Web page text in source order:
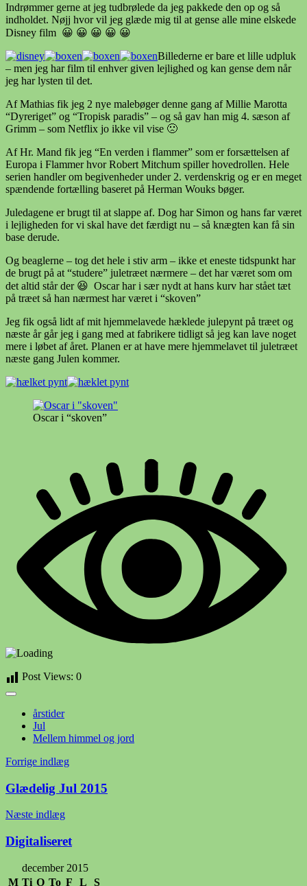
Indrømmer gerne at jeg tudbrølede da jeg pakkede den op og så
indholdet. Nøjj hvor vil jeg glæde mig til at gense alle mine elskede
Disney film 😀 😀 😀 😀 😀
Billederne er bare et lille udpluk
– men jeg har film til enhver given lejlighed og kan gense dem når
jeg har lysten til det.
Af Mathias fik jeg 2 nye malebøger denne gang af Millie Marotta
“Dyreriget” og “Tropisk paradis” – og så gav han mig 4. sæson af
Grimm – som Netflix jo ikke vil vise 🙁
Af Hr. Mand fik jeg “En verden i flammer” som er forsættelsen af
Europa i Flammer hvor Robert Mitchum spiller hovedrollen. Hele
serien handler om begivenheder under 2. verdenskrig og er en meget
spændende fortælling baseret på Herman Wouks bøger.
Juledagene er brugt til at slappe af. Dog har Simon og hans far været
i lejligheden for vi skal have det færdigt nu – så knægten kan få sin
base derude.
Og beaglerne – tog det hele i stiv arm – ikke et eneste tidspunkt har
de brugt på at “studere” juletræet nærmere – det har været som om
det altid står der 😆 Oscar har i sær nydt at hans kurv har stået tæt
på træet så han nærmest har været i “skoven”
Jeg fik også lidt af mit hjemmelavede hæklede julepynt på træet og
næste år går jeg i gang med at fabrikere tidligt så jeg kan lave noget
mere i løbet af året. Planen er at have mere hjemmelavet til juletræet
næste gang Julen kommer.
Oscar i “skoven”
Post Views: 0
årstider
Jul
Mellem himmel og jord
Indlægsnavigation
Forrige indlæg
Glædelig Jul 2015
Næste indlæg
Digitaliseret
december 2015
M Ti O To F L S